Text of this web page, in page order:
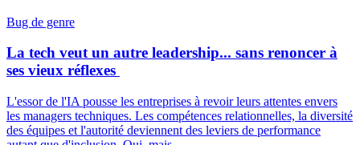
Bug de genre
La tech veut un autre leadership... sans renoncer à
ses vieux réflexes
L'essor de l'IA pousse les entreprises à revoir leurs attentes envers
les managers techniques. Les compétences relationnelles, la diversité
des équipes et l'autorité deviennent des leviers de performance